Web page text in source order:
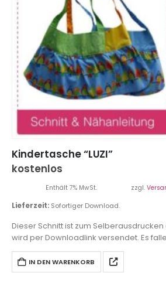
Kindertasche “LUZI”
kostenlos
Enthält 7% MwSt. zzgl.
Lieferzeit: Sofortiger Download.
Dieser Schnitt ist zum
wird per Downloadlink versendet. Es
Versandkosten an.
IN DEN WARENKORB